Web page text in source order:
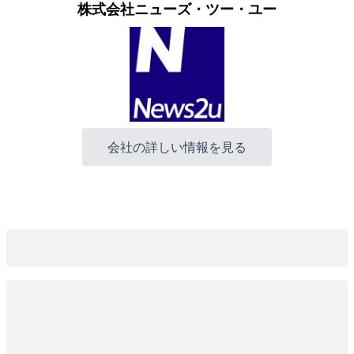
株式会社ニューズ・ツー・ユー
会社の詳しい情報を見る